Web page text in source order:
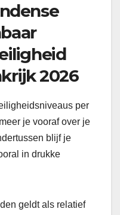
2026
per
je vooraf over je
blijf je
in drukke
geldt als relatief